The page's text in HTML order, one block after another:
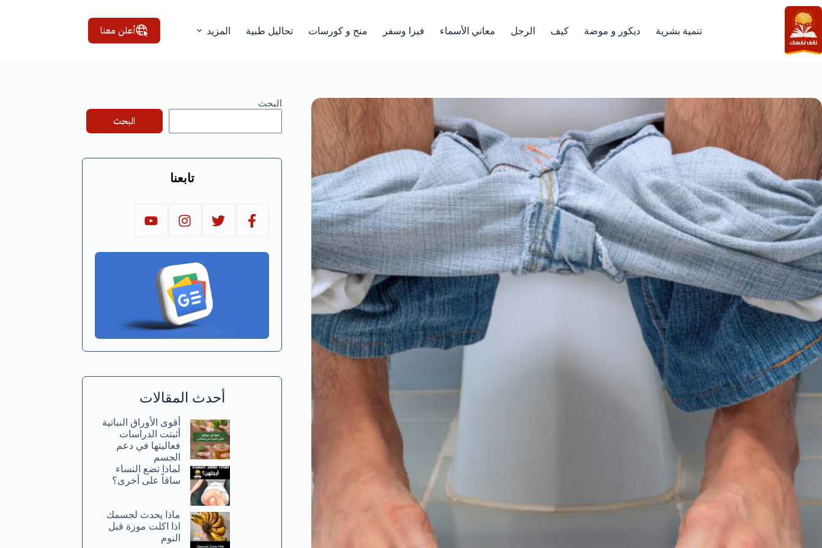
التجاوز
إلى
المحتوى
تنمية بشرية ديكور و موضة كيف الرجل معاني الأسماء فيزا وسفر منح و كورسات تحاليل طبية المزيد أعلن معنا
البحث
البحث
تابعنا
أحدث المقالات
أقوى الأوراق النباتية
أثبتت الدراسات
فعاليتها في دعم
الجسم
لماذا تضع النساء
ساقاً على أخرى؟
ماذا يحدث لجسمك
اذا اكلت موزة قبل
النوم